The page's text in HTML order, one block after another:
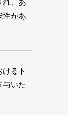
れ、あ
性があ
るト
与いた